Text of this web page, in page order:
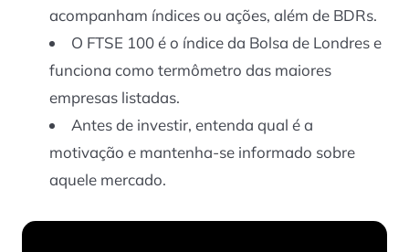
acompanham índices ou ações, além de BDRs.
O FTSE 100 é o índice da Bolsa de Londres e
funciona como termômetro das maiores
empresas listadas.
Antes de investir, entenda qual é a
motivação e mantenha-se informado sobre
aquele mercado.